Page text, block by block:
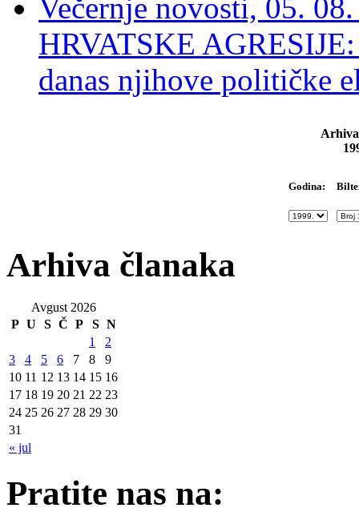
Večernje novosti, 05.
HRVATSKE
danas njihove političke
Godina:
Arhiva članaka
Avgust 2026
P U S Č P S N
« jul
1
2
3
4 5 6 7 8
9
10 11 12 13 14 15 16
17 18 19 20 21 22 23
24 25 26 27 28 29 30
31
Pratite nas na: